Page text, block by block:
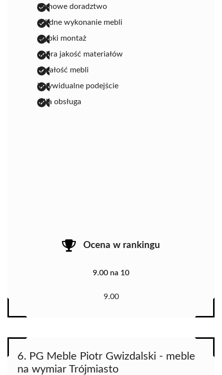
fachowe doradztwo
solidne wykonanie mebli
szybki montaż
dobra jakość materiałów
trwałość mebli
indywidualne podejście
miła obsługa
Ocena w rankingu
9.00 na 10
9.00
6. PG Meble Piotr Gwizdalski - meble
na wymiar Trójmiasto